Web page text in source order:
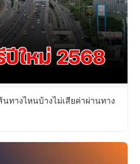
ทางไหนบ้างไม่เสียค่าผ่านทาง